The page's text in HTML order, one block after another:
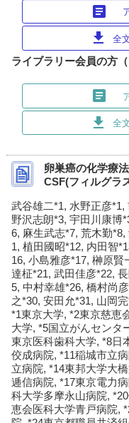
article
download 全
ライブラリー会員の方
article
download 全
卵巣癌の化学療
CSF(フィルグラ
武谷雄二*1, 水野正彦
野沢志朗*3, 宇田川康博
6, 麻生武志*7, 荒木勤
1, 植田國昭*12, 内田智
16, 小島雅彦*17, 榊原賢
達柾*21, 武田佳彦*22,
5, 中村幸雄*26, 橋村尚
之*30, 安田允*31, 山岡
*1東京大学, *2東京慈恵
大学, *5国立がんセンタ
東京医科歯科大学, *8日
佼成病院, *11稲城市立
立病院, *14東邦大学大
逓信病院, *17東京電力
科大学多摩永山病院,
恵会医科大学青戸病院,